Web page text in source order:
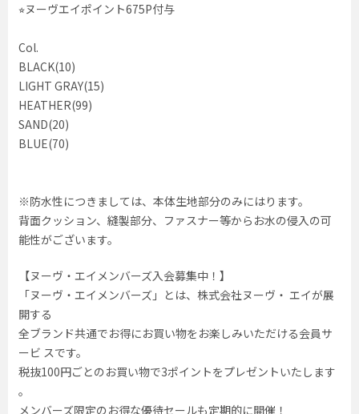
⭐︎ヌーヴエイポイント675P付与
Col.
BLACK(10)
LIGHT GRAY(15)
HEATHER(99)
SAND(20)
BLUE(70)
※防水性につきましては、本体生地部分のみにはります。
背面クッション、縫製部分、ファスナー等からお水の侵入の可
能性がございます。
【ヌーヴ・エイメンバーズ入会募集中！】
「ヌーヴ・エイメンバーズ」とは、株式会社ヌーヴ・ エイが展
開する
全ブランド共通でお得にお買い物をお楽しみいただける会員サ
ービ スです。
税抜100円ごとのお買い物で3ポイントをプレゼントいたします
。
メンバーズ限定のお得な優待セールも定期的に開催！